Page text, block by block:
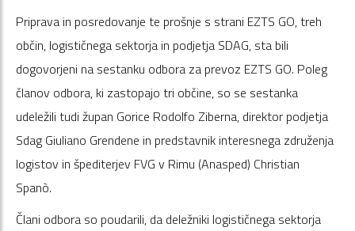
Priprava in posredovanje te prošnje s strani EZTS GO, treh
občin, logističnega sektorja in podjetja SDAG, sta bili
dogovorjeni na sestanku odbora za prevoz EZTS GO. Poleg
članov odbora, ki zastopajo tri občine, so se sestanka
udeležili tudi župan Gorice Rodolfo Ziberna, direktor podjetja
Sdag Giuliano Grendene in predstavnik interesnega združenja
logistov in špediterjev FVG v Rimu (Anasped) Christian
Spanò.
Člani odbora so poudarili, da deležniki logističnega sektorja